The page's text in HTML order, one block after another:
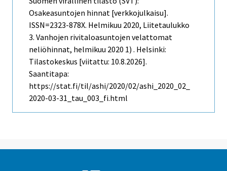
Osakeasuntojen hinnat [verkkojulkaisu].
ISSN=2323-878X. Helmikuu 2020, Liitetaulukko
3. Vanhojen rivitaloasuntojen velattomat
neliöhinnat, helmikuu 2020 1) . Helsinki:
Tilastokeskus [viitattu: 10.8.2026].
Saantitapa:
https://stat.fi/til/ashi/2020/02/ashi_2020_02_
2020-03-31_tau_003_fi.html